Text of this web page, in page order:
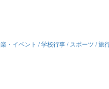
・イベント / 学校行事 / スポーツ / 旅